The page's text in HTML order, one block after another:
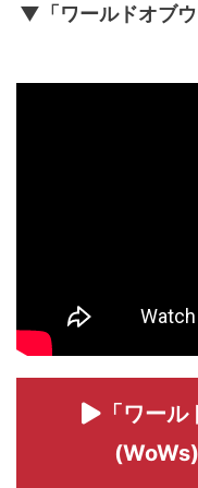
▼「ワールドオブ
「ワー